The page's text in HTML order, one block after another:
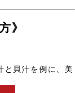
》
と貝汁を例に、美